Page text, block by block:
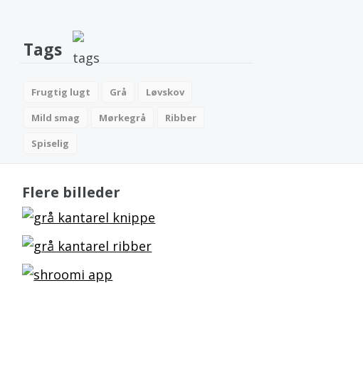
Tags
Frugtig lugt Grå
Løvskov
Mild smag
Mørkegrå
Ribber
Spiselig
Flere billeder